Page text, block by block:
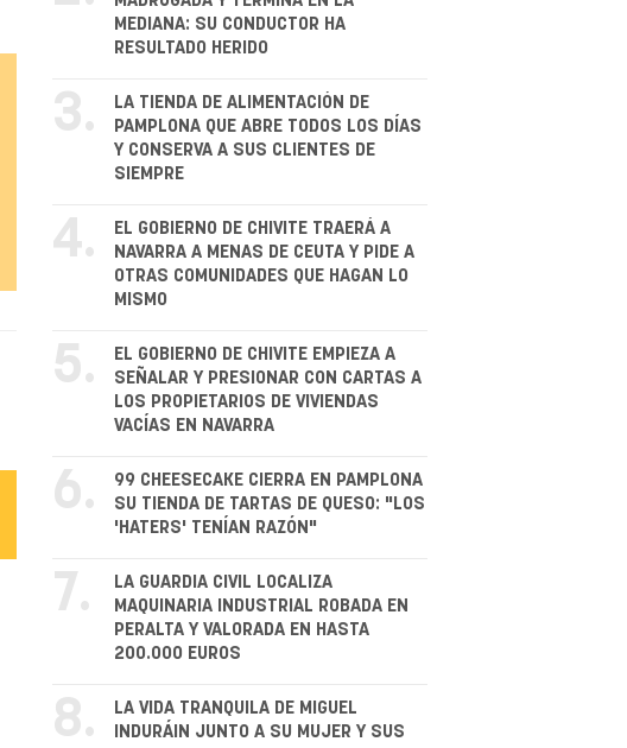
MEDIANA: SU CONDUCTOR HA
RESULTADO HERIDO
3.
LA TIENDA DE ALIMENTACIÓN DE
PAMPLONA QUE ABRE TODOS LOS DÍAS
Y CONSERVA A SUS CLIENTES DE
SIEMPRE
4.
EL GOBIERNO DE CHIVITE TRAERÁ A
NAVARRA A MENAS DE CEUTA Y PIDE A
OTRAS COMUNIDADES QUE HAGAN LO
MISMO
5.
EL GOBIERNO DE CHIVITE EMPIEZA A
SEÑALAR Y PRESIONAR CON CARTAS A
LOS PROPIETARIOS DE VIVIENDAS
VACÍAS EN NAVARRA
6.
99 CHEESECAKE CIERRA EN PAMPLONA
SU TIENDA DE TARTAS DE QUESO: "LOS
'HATERS' TENÍAN RAZÓN"
7.
LA GUARDIA CIVIL LOCALIZA
MAQUINARIA INDUSTRIAL ROBADA EN
PERALTA Y VALORADA EN HASTA
200.000 EUROS
8.
LA VIDA TRANQUILA DE MIGUEL
INDURÁIN JUNTO A SU MUJER Y SUS